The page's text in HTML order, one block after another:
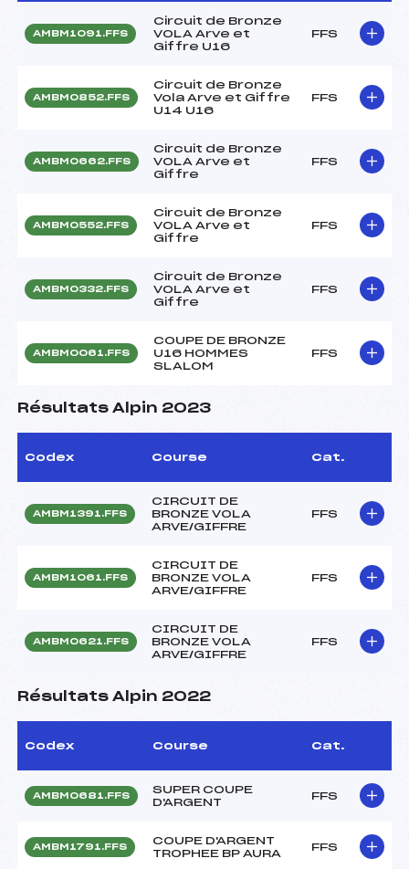
AMBM1091.FFS
Circuit de Bronze
VOLA Arve et
Giffre U16
FFS
AMBM0852.FFS
Circuit de Bronze
Vola Arve et Giffre
U14 U16
FFS
AMBM0662.FFS
Circuit de Bronze
VOLA Arve et
Giffre
FFS
AMBM0552.FFS
Circuit de Bronze
VOLA Arve et
Giffre
FFS
AMBM0332.FFS
Circuit de Bronze
VOLA Arve et
Giffre
FFS
AMBM0061.FFS
COUPE DE BRONZE
U16 HOMMES
SLALOM
FFS
Résultats Alpin 2023
Codex Course Cat.
AMBM1391.FFS
CIRCUIT DE
BRONZE VOLA
ARVE/GIFFRE
FFS
AMBM1061.FFS
CIRCUIT DE
BRONZE VOLA
ARVE/GIFFRE
FFS
AMBM0621.FFS
CIRCUIT DE
BRONZE VOLA
ARVE/GIFFRE
FFS
Résultats Alpin 2022
Codex Course Cat.
AMBM0681.FFS
SUPER COUPE
D'ARGENT
FFS
AMBM1791.FFS
COUPE D'ARGENT
TROPHEE BP AURA
FFS